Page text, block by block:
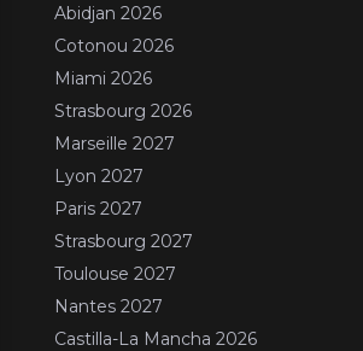
Abidjan 2026
Cotonou 2026
Miami 2026
Strasbourg 2026
Marseille 2027
Lyon 2027
Paris 2027
Strasbourg 2027
Toulouse 2027
Nantes 2027
Castilla-La Mancha 2026